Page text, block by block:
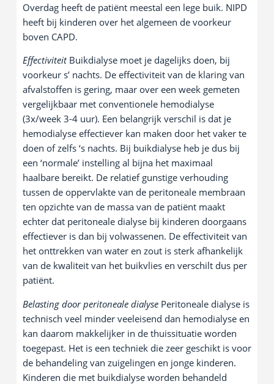
Overdag heeft de patiënt meestal een lege buik. NIPD
heeft bij kinderen over het algemeen de voorkeur
boven CAPD.
Effectiviteit Buikdialyse moet je dagelijks doen, bij
voorkeur s’ nachts. De effectiviteit van de klaring van
afvalstoffen is gering, maar over een week gemeten
vergelijkbaar met conventionele hemodialyse
(3x/week 3-4 uur). Een belangrijk verschil is dat je
hemodialyse effectiever kan maken door het vaker te
doen of zelfs ‘s nachts. Bij buikdialyse heb je dus bij
een ‘normale’ instelling al bijna het maximaal
haalbare bereikt. De relatief gunstige verhouding
tussen de oppervlakte van de peritoneale membraan
ten opzichte van de massa van de patiënt maakt
echter dat peritoneale dialyse bij kinderen doorgaans
effectiever is dan bij volwassenen. De effectiviteit van
het onttrekken van water en zout is sterk afhankelijk
van de kwaliteit van het buikvlies en verschilt dus per
patiënt.
Belasting door peritoneale dialyse Peritoneale dialyse is
technisch veel minder veeleisend dan hemodialyse en
kan daarom makkelijker in de thuissituatie worden
toegepast. Het is een techniek die zeer geschikt is voor
de behandeling van zuigelingen en jonge kinderen.
Kinderen die met buikdialyse worden behandeld